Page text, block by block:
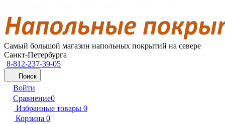
Самый большой магазин напольных покрытий на севере
Санкт-Петербурга
8-812-237-39-05
Поиск
Войти
Сравнение0
Избранные товары 0
Корзина 0